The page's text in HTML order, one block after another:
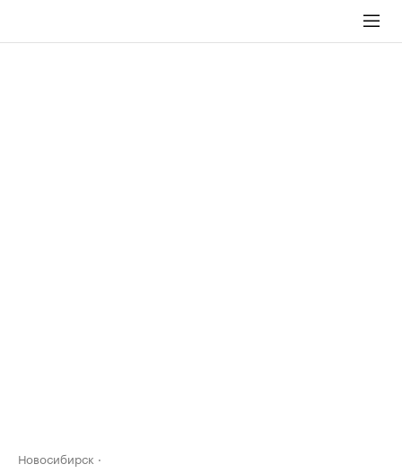
Новосибирск